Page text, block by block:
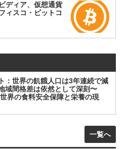
ディア、仮想通貨
ィスコ・ビットコ
：世界の飢餓人口は3年連続で減
域間格差は依然として深刻〜
界の食料安全保障と栄養の現
一覧へ